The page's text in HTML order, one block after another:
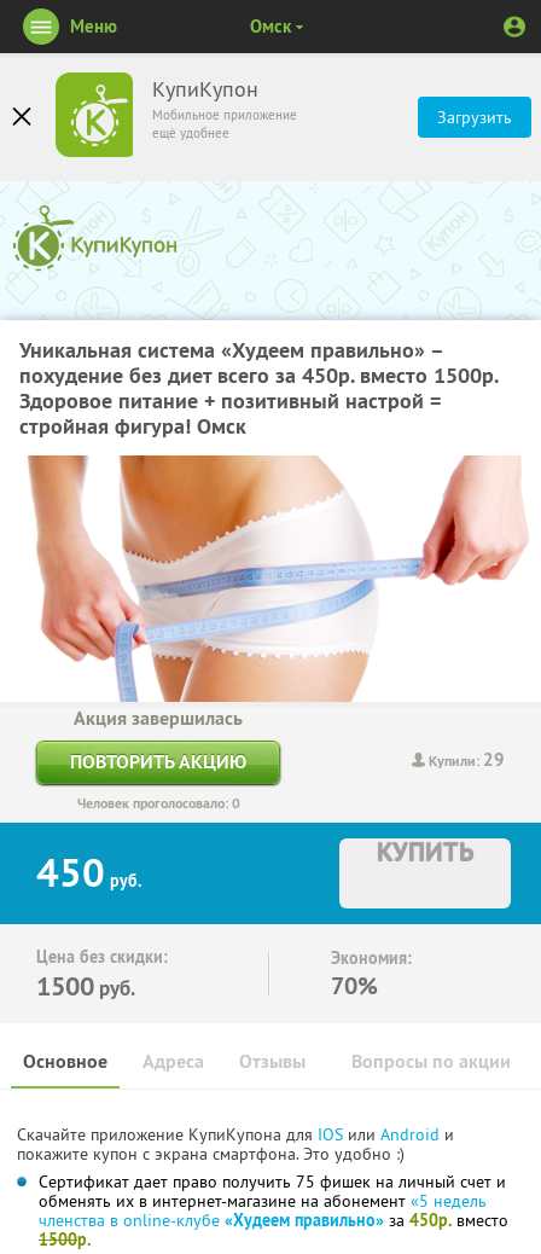
КупиКупон
Мобильное приложение
ещё удобнее
Загрузить
Меню Омск
Уникальная система «Худеем правильно» –
похудение без диет всего за 450р. вместо 1500р.
Здоровое питание + позитивный настрой =
стройная фигура! Омск
Купили: 29
Акция завершилась
ПОВТОРИТЬ АКЦИЮ
Человек проголосовало: 0
450 руб.
КУПИТЬ
Цена без скидки:
1500 руб.
Экономия:
70%
Основное Отзывы Вопросы по акции
Адреса
Скачайте приложение КупиКупона для IOS или Android и
покажите купон с экрана смартфона. Это удобно :)
Сертификат дает право получить 75 фишек на личный счет и
обменять их в интернет-магазине на абонемент «5 недель
членства в online-клубе «Худеем правильно» за 450р. вместо
1500р.